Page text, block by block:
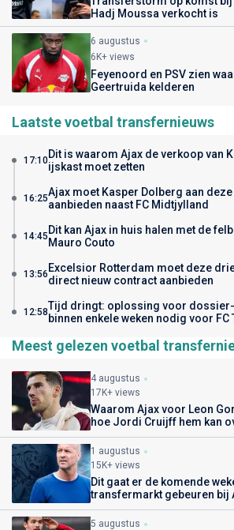
Hadj Moussa verkocht is
6 augustus
6K+ views
Feyenoord en PSV zien
Geertruida kelderen
Laatste voetbal transfernieuws
17:10Dit is waarom Ajax de verkoop van
ijskast moet zetten
16:25Ajax moet Kasper Dolberg aan
aanbieden naast FC Midtjylland
14:45 Dit kan Ajax in huis halen met de
Mauro Couto
13:56 Excelsior Rotterdam moet deze
direct nieuw contract aanbieden
12:58Tijd dringt: oplossing voor
binnen enkele weken nodig voor FC
Meest gelezen voetbal
4 augustus
17K+ views
Waarom Ajax voor Leon
hoe Jordi Cruijff hem kan
1 augustus
15K+ views
Dit gaat er de komende
transfermarkt gebeuren bij
5 augustus